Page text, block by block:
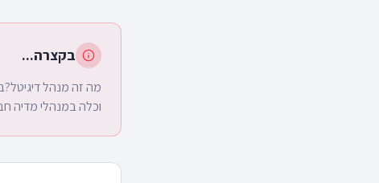
בקצרה...
מה זה מנהל
וכלה במנהלי מדיה